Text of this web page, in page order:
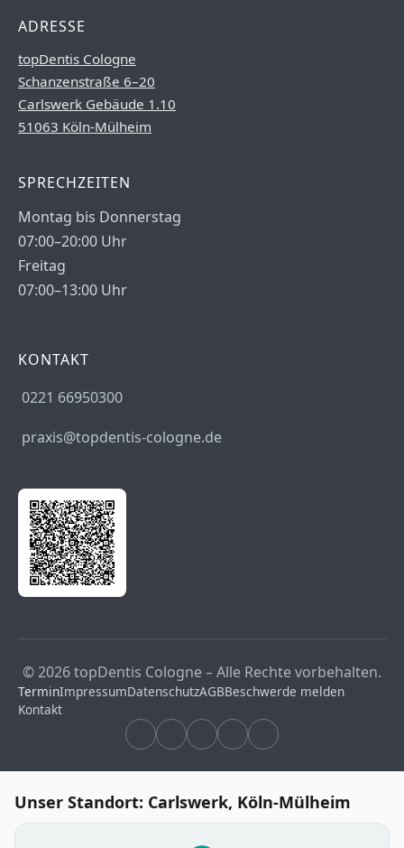
ADRESSE
topDentis Cologne
Schanzenstraße 6–20
Carlswerk Gebäude 1.10
51063 Köln-Mülheim
SPRECHZEITEN
Montag bis Donnerstag
07:00–20:00 Uhr
Freitag
07:00–13:00 Uhr
KONTAKT
0221 66950300
praxis@topdentis-cologne.de
© 2026 topDentis Cologne – Alle Rechte vorbehalten.
TerminImpressumDatenschutzAGBBeschwerde melden
Kontakt
Unser Standort: Carlswerk, Köln-Mülheim